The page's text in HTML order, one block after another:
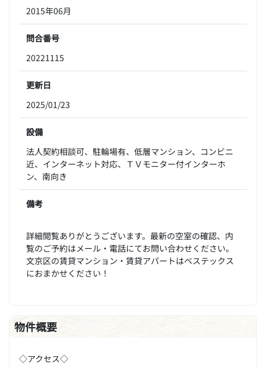
2015年06月
問合番号
20221115
更新日
2025/01/23
設備
法人契約相談可、駐輪場有、低層マンション、コンビニ
近、インターネット対応、ＴＶモニター付インターホ
ン、南向き
備考
詳細閲覧ありがとうございます。最新の空室の確認、内
覧のご予約はメール・電話にてお問い合わせください。
文京区の賃貸マンション・賃貸アパートはベステックス
におまかせください！
物件概要
◇アクセス◇